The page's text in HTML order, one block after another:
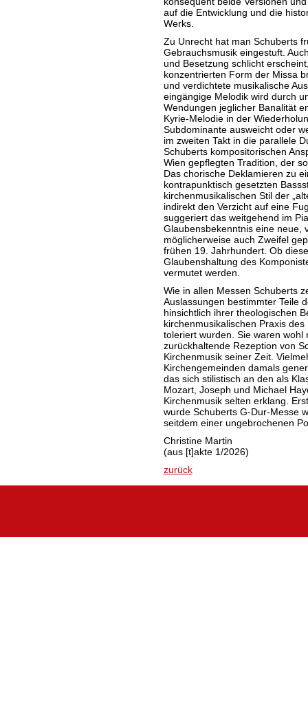
auf die Entwicklung und die
Werks.
Zu Unrecht hat man Schuberts
Gebrauchsmusik eingestuft.
und Besetzung schlicht
konzentrierten Form der Missa
und verdichtete musikalische
eingängige Melodik wird durch
Wendungen jeglicher Banalität
Kyrie-Melodie in der
Subdominante ausweicht oder
im zweiten Takt in die parallele
Schuberts kompositorischen
Wien gepflegten Tradition, der
Das chorische Deklamieren zu
kontrapunktisch gesetzten
kirchenmusikalischen Stil der
indirekt den Verzicht auf eine
suggeriert das weitgehend im
Glaubensbekenntnis eine neue,
möglicherweise auch Zweifel
frühen 19. Jahrhundert. Ob
Glaubenshaltung des
vermutet werden.
Wie in allen Messen Schuberts
Auslassungen bestimmter Teile
hinsichtlich ihrer theologischen
kirchenmusikalischen Praxis
toleriert wurden. Sie waren
zurückhaltende Rezeption von
Kirchenmusik seiner Zeit.
Kirchengemeinden damals
das sich stilistisch an den als
Mozart, Joseph und Michael
Kirchenmusik selten erklang.
wurde Schuberts G-Dur-Messe
seitdem einer ungebrochenen
Christine Martin
(aus [t]akte 1/2026)
zurück